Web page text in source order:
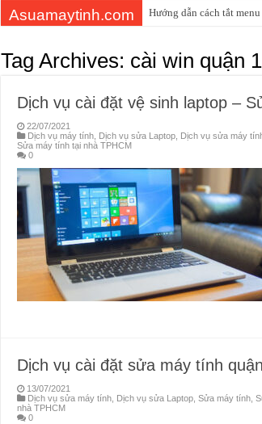
Asuamaytinh.com Hướng dẫn cách tắt
Tag Archives: cài win quận
Dịch vụ cài đặt vệ sinh laptop –
22/07/2021
Dịch vụ máy tính, Dịch vụ sửa Laptop, Dịch vụ sửa máy
Sửa máy tính tại nhà TPHCM
0
Dịch vụ cài đặt sửa máy tính
13/07/2021
Dịch vụ sửa máy tính, Dịch vụ sửa Laptop, Sửa máy tính,
nhà TPHCM
0